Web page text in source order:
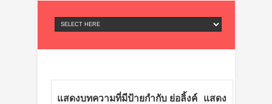
แสดงบทความที่มีป้ายกำกับ ย่อลิ้งค์
แสดง